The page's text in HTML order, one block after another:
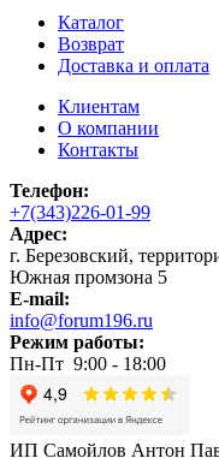
Каталог
Возврат
Доставка и оплата
Клиентам
О компании
Контакты
Телефон:
+7(343)226-01-99
Адрес:
г. Березовский,
Южная промзона 5
E-mail:
info@forum196.ru
Режим работы:
Пн-Пт 9:00 - 18:00
ИП Самойлов Антон